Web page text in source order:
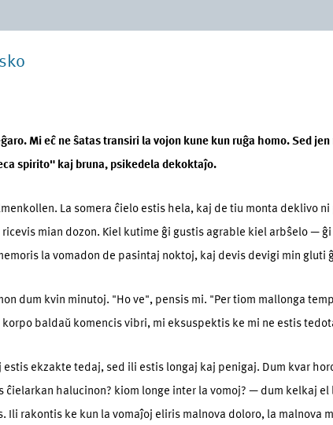
Mi eĉ ne ŝatas transiri la vojon kune kun ruĝa homo. Sed
spirito" kaj bruna, psikedela dekoktaĵo.
La somera ĉielo estis hela, kaj de tiu monta deklivo
mian dozon. Kiel kutime ĝi gustis agrable kiel arbŝelo —
la vomadon de pasintaj noktoj, kaj devis devigi min gluti
dum kvin minutoj. "Ho ve", pensis mi. "Per tiom mallonga
baldaŭ komencis vibri, mi eksuspektis ke mi ne estis
ekzakte tedaj, sed ili estis longaj kaj penigaj. Dum kvar
halucinon? kiom longe inter la vomoj? — dum kelkaj el
Ili rakontis ke kun la vomaĵoj eliris malnova doloro, la malnova